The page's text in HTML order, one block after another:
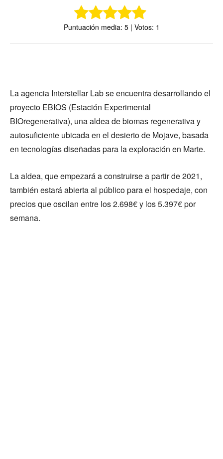
Puntuación media: 5 | Votos: 1
La agencia Interstellar Lab se encuentra desarrollando el
proyecto EBIOS (Estación Experimental
BIOregenerativa), una aldea de biomas regenerativa y
autosuficiente ubicada en el desierto de Mojave, basada
en tecnologías diseñadas para la exploración en Marte.
La aldea, que empezará a construirse a partir de 2021,
también estará abierta al público para el hospedaje, con
precios que oscilan entre los 2.698€ y los 5.397€ por
semana.